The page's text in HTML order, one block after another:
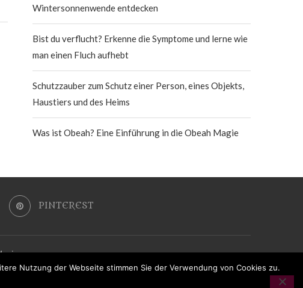
Wintersonnenwende entdecken
Bist du verflucht? Erkenne die Symptome und lerne wie
man einen Fluch aufhebt
Schutzzauber zum Schutz einer Person, eines Objekts,
Haustiers und des Heims
Was ist Obeah? Eine Einführung in die Obeah Magie
PINTEREST
Nutzung der Webseite stimmen Sie der Verwendung von Cookies zu.